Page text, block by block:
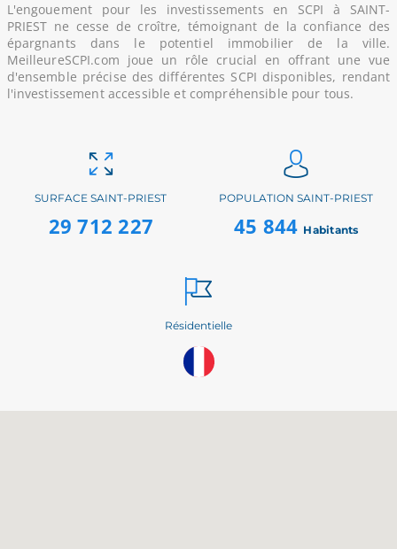
L'engouement pour les investissements en SCPI à SAINT-
PRIEST ne cesse de croître, témoignant de la confiance des
épargnants dans le potentiel immobilier de la ville.
MeilleureSCPI.com joue un rôle crucial en offrant une vue
d'ensemble précise des différentes SCPI disponibles, rendant
l'investissement accessible et compréhensible pour tous.
SURFACE SAINT-PRIEST
29 712 227
POPULATION SAINT-PRIEST
45 844 Habitants
Résidentielle